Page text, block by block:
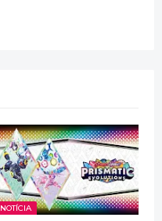
NOTÍCIA